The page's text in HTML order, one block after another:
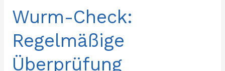
Wurm-Check:
Regelmäßige
Überprüfung
Wurm-
Check:
Regelmäßige
Überprüfung